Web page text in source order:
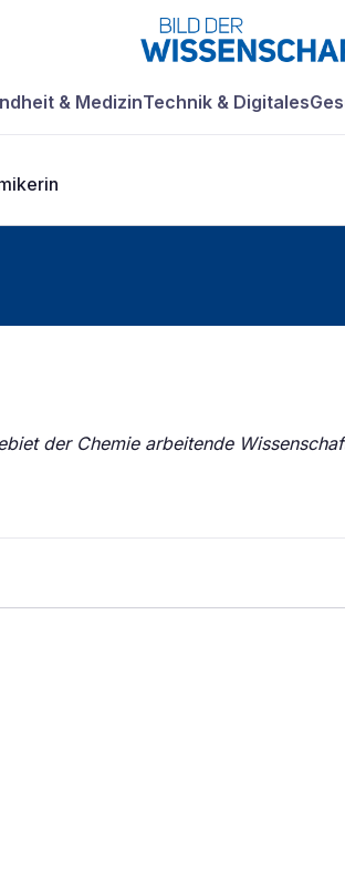
& MedizinTechnik & Digitales
der Chemie arbeitende